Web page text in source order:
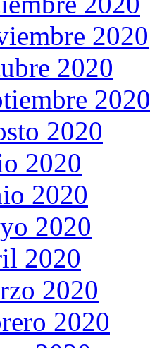
2020
2020
2020
2020
2020
2020
2020
2020
2020
2020